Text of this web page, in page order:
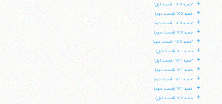
+ "خطبه 100 - قسمت اول"
+ خطبه 100 (قسمت دوم)
+ "خطبه 100 - قسمت دوم"
+ خطبه 100 (قسمت سوم)
+ "خطبه 100 - قسمت سوم"
+ خطبه 101 (قسمت اول)
+ "خطبه 101 - قسمت اول"
+ خطبه 101 (قسمت دوم)
+ "خطبه 101 - قسمت دوم"
+ خطبه 101 (قسمت سوم)
+ خطبه 102 (قسمت اول)